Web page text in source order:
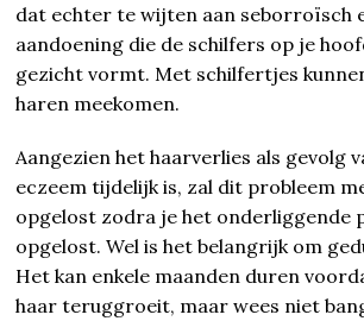
dat echter te wijten aan seborroïsch
aandoening die de schilfers op je
gezicht vormt. Met schilfertjes
haren meekomen.
Aangezien het haarverlies als gevolg
eczeem tijdelijk is, zal dit probleem
opgelost zodra je het onderliggende
opgelost. Wel is het belangrijk om
Het kan enkele maanden duren
haar teruggroeit, maar wees niet